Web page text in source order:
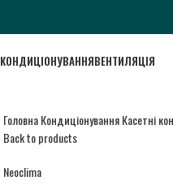
КОНДИЦІОНУВАННЯВЕНТИЛЯЦІЯ
ГоловнаКондиціонуванняКасетні
Back to products
Neoclima